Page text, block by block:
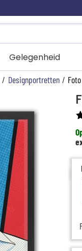
Gelegenheid
/ Designportretten /